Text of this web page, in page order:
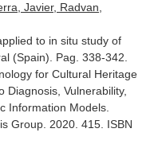
Javier, Radvan,
to in situ study of
(Spain). Pag. 338-342.
for Cultural Heritage
Diagnosis, Vulnerability,
Information Models.
Group. 2020. 415. ISBN